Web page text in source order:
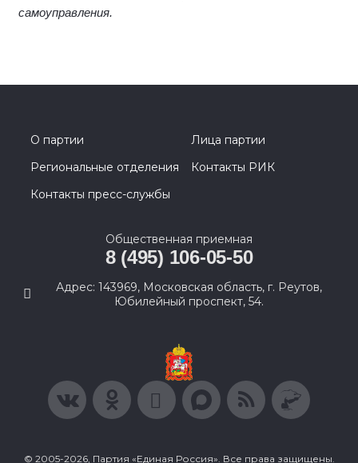
самоуправления.
О партии
Лица партии
Региональные отделения
Контакты РИК
Контакты пресс-службы
Общественная приемная
8 (495) 106-05-50
Адрес: 143969, Московская область, г. Реутов,
Юбилейный проспект, 54.
© 2005-2026, Партия «Единая Россия». Все права защищены.